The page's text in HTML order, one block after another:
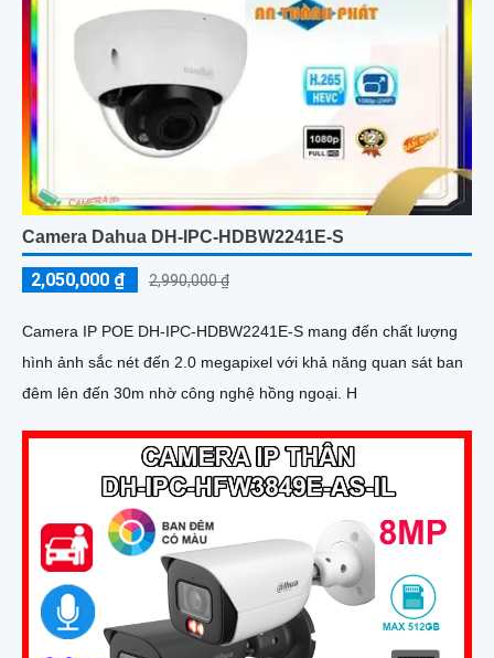
Camera Dahua DH-IPC-HDBW2241E-S
2,050,000 ₫ 2,990,000 ₫
Camera IP POE DH-IPC-HDBW2241E-S mang đến chất lượng
hình ảnh sắc nét đến 2.0 megapixel với khả năng quan sát ban
đêm lên đến 30m nhờ công nghệ hồng ngoại. H